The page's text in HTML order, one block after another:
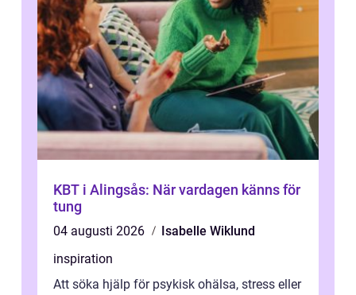
KBT i Alingsås: När vardagen känns för
tung
04 augusti 2026
Isabelle Wiklund
inspiration
Att söka hjälp för psykisk ohälsa, stress eller